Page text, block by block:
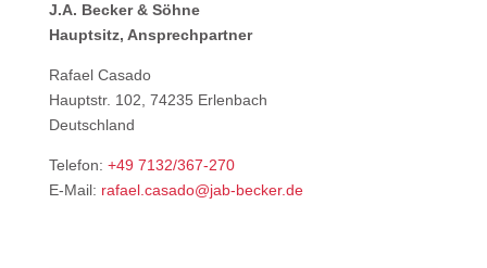
J.A. Becker & Söhne
Hauptsitz, Ansprechpartner
Rafael Casado
Hauptstr. 102, 74235 Erlenbach
Deutschland
Telefon: +49 7132/367-270
E-Mail: rafael.casado@jab-becker.de